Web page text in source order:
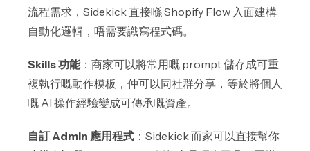
流程需求，Sidekick 直接喺 Shopify Flow 入面建構
自動化邏輯，唔需要識寫程式碼。
Skills 功能：商家可以將常用嘅 prompt 儲存成可重
複執行嘅動作模板，仲可以同社群分享，等於將個人
嘅 AI 操作經驗變成可傳承嘅資產。
自訂 Admin 應用程式 ：Sidekick 而家可以直接幫你